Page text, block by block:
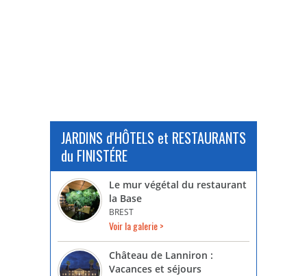
JARDINS d'HÔTELS et RESTAURANTS
du FINISTÉRE
Le mur végétal du restaurant
la Base
BREST
Voir la galerie >
Château de Lanniron :
Vacances et séjours